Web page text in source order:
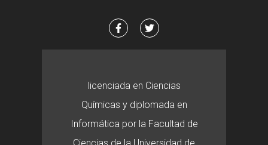
licenciada en Ciencias
Químicas y diplomada en
Informática por la Facultad de